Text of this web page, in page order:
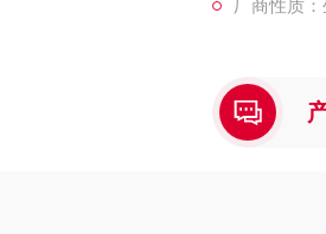
厂商性质